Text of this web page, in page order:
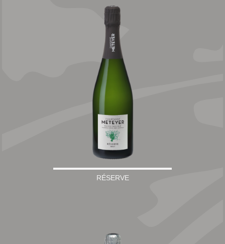
RÉSERVE